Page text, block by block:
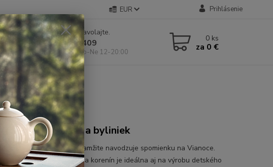
EUR Prihlásenie
Neviete si rady? Zavolajte.
+421 904 546 409
Po-Pia 11-19:00, So-Ne 12-20:00
0 ks
za 0 €
Zmes ovocia a byliniek
Táto zmes nám okamžite navodzuje spomienku na Vianoce.
Kombinácia ovocia a korenín je ideálna aj na výrobu detského